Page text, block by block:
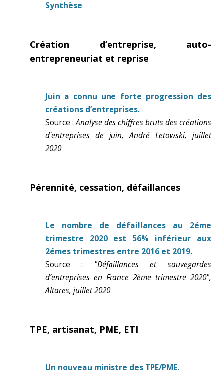
Synthèse
Création d’entreprise, auto-
entrepreneuriat et reprise
Juin a connu une forte progression des
créations d’entreprises.
Source :Analyse des chiffres bruts des créations
d'entreprises de juin, André Letowski, juillet
2020
Pérennité, cessation, défaillances
Le nombre de défaillances au 2éme
trimestre 2020 est 56% inférieur aux
2émes trimestres entre 2016 et 2019.
Source : "Défaillances et sauvegardes
d’entreprises en France 2ème trimestre 2020",
Altares, juillet 2020
TPE, artisanat, PME, ETI
Un nouveau ministre des TPE/PME.